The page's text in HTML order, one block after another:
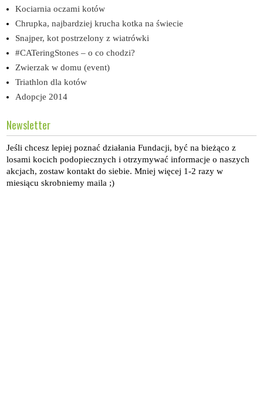
Kociarnia oczami kotów
Chrupka, najbardziej krucha kotka na świecie
Snajper, kot postrzelony z wiatrówki
#CATeringStones – o co chodzi?
Zwierzak w domu (event)
Triathlon dla kotów
Adopcje 2014
Newsletter
Jeśli chcesz lepiej poznać działania Fundacji, być na bieżąco z
losami kocich podopiecznych i otrzymywać informacje o naszych
akcjach, zostaw kontakt do siebie. Mniej więcej 1-2 razy w
miesiącu skrobniemy maila ;)